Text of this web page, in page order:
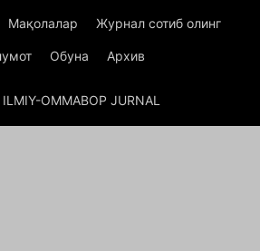
Мақолалар Журнал сотиб олинг
Обуна Архив
OMMABOP JURNAL